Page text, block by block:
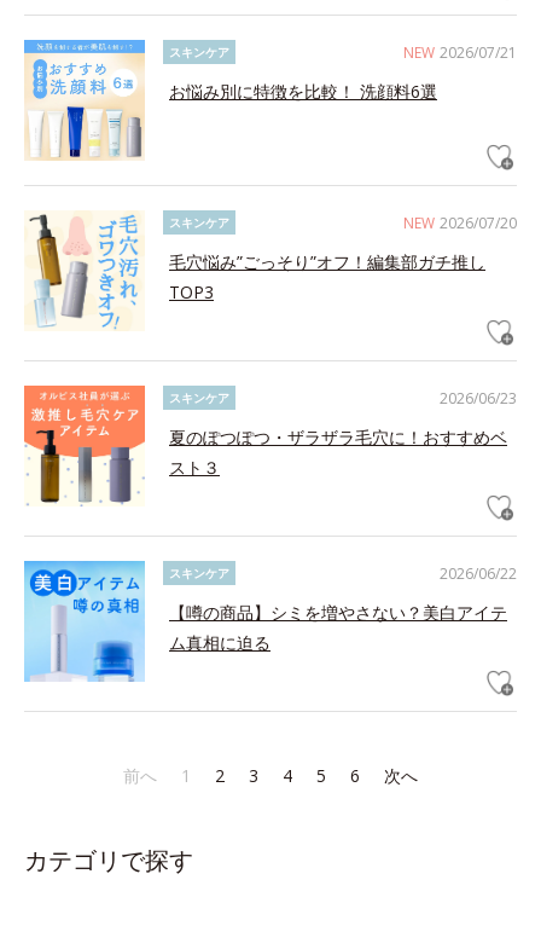
NEW 2026/07/21
スキンケア
お悩み別に特徴を比較！ 洗顔料6選
NEW 2026/07/20
スキンケア
毛穴悩み”ごっそり”オフ！編集部ガチ推し
TOP3
2026/06/23
スキンケア
夏のぽつぽつ・ザラザラ毛穴に！おすすめベ
スト３
2026/06/22
スキンケア
【噂の商品】シミを増やさない？美白アイテ
ム真相に迫る
前へ 1 2 3 4 5 6 次へ
カテゴリで探す